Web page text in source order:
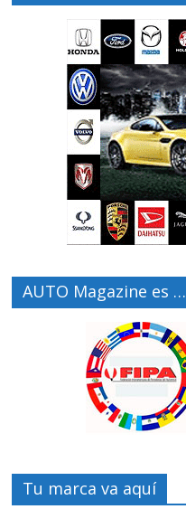
AUTO Magazine es …
Tu marca va aquí